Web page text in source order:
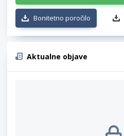
Bonitetno poročilo
Aktualne objave